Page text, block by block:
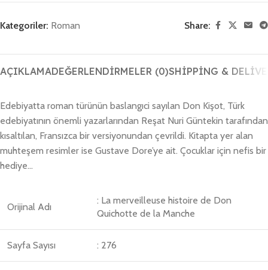
Kategoriler: Roman Share:
AÇIKLAMADEĞERLENDIRMELER (0)SHIPPING &
Edebiyatta roman türünün baslangıci sayılan Don Kişot, Türk
edebiyatının önemli yazarlarından Reşat Nuri Güntekin tarafından
kısaltılan, Fransızca bir versiyonundan çevrildi. Kitapta yer alan
muhteşem resimler ise Gustave Dore’ye ait. Çocuklar için nefis bir
hediye…
Orijinal Adı
: La merveilleuse histoire de Don
Quichotte de la Manche
Sayfa Sayısı : 276